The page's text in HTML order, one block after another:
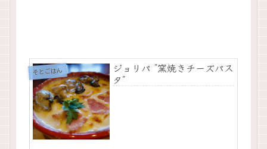
そとごはん
ジョリパ ”窯焼きチーズパス
タ”